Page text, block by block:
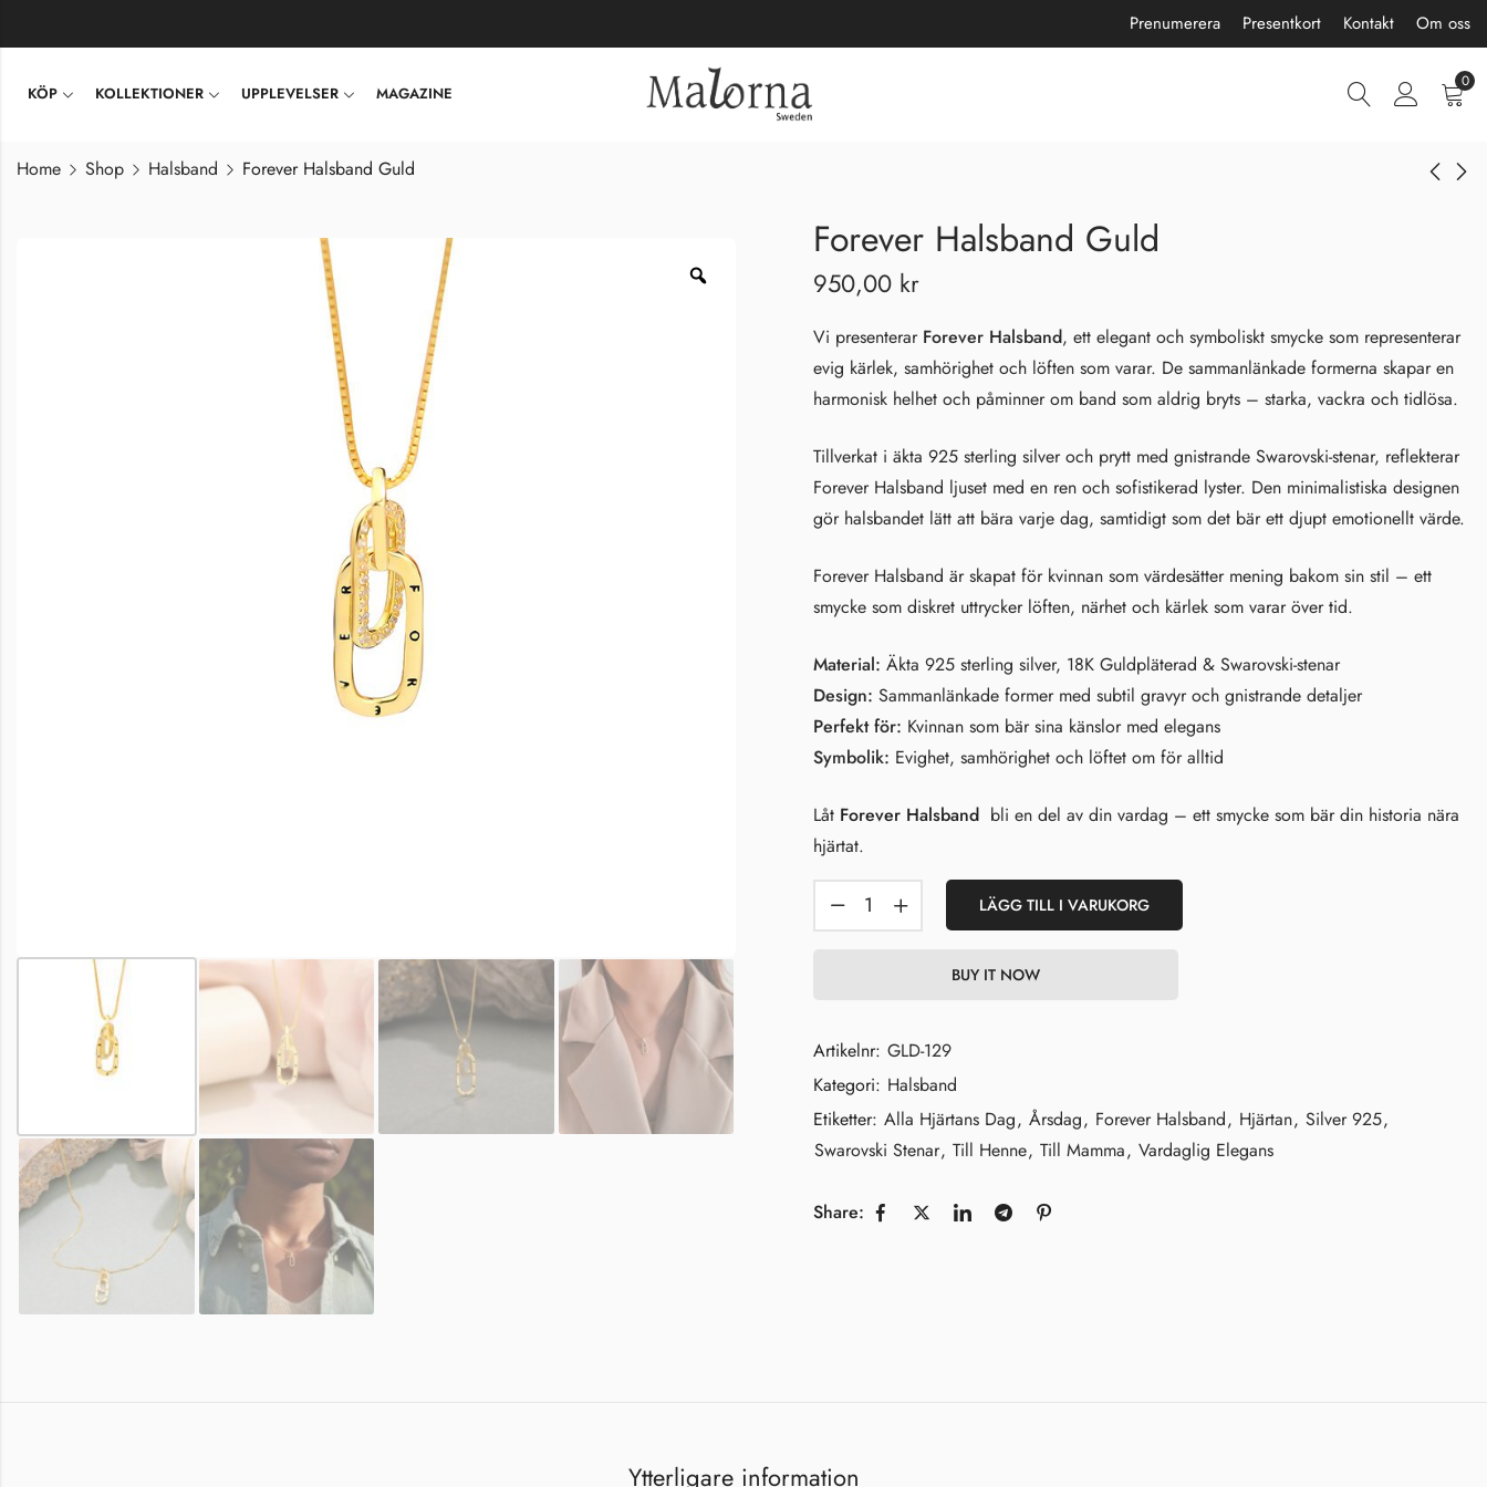
Prenumerera Presentkort Kontakt Om oss
KÖP KOLLEKTIONER UPPLEVELSER MAGAZINE
0
Home Shop Halsband Forever Halsband Guld
Forever Halsband Guld
950,00 kr
Vi presenterar Forever Halsband, ett elegant och symboliskt smycke som representerar
evig kärlek, samhörighet och löften som varar. De sammanlänkade formerna skapar en
harmonisk helhet och påminner om band som aldrig bryts – starka, vackra och tidlösa.
Tillverkat i äkta 925 sterling silver och prytt med gnistrande Swarovski-stenar, reflekterar
Forever Halsband ljuset med en ren och sofistikerad lyster. Den minimalistiska designen
gör halsbandet lätt att bära varje dag, samtidigt som det bär ett djupt emotionellt värde.
Forever Halsband är skapat för kvinnan som värdesätter mening bakom sin stil – ett
smycke som diskret uttrycker löften, närhet och kärlek som varar över tid.
Material: Äkta 925 sterling silver, 18K Guldpläterad & Swarovski-stenar
Design: Sammanlänkade former med subtil gravyr och gnistrande detaljer
Perfekt för: Kvinnan som bär sina känslor med elegans
Symbolik: Evighet, samhörighet och löftet om för alltid
Låt Forever Halsband bli en del av din vardag – ett smycke som bär din historia nära
hjärtat.
LÄGG TILL I VARUKORG
BUY IT NOW
Artikelnr: GLD-129
Kategori: Halsband
Etiketter: Alla Hjärtans Dag, Årsdag, Forever Halsband, Hjärtan, Silver 925,
Swarovski Stenar, Till Henne, Till Mamma, Vardaglig Elegans
Share:
Ytterligare informationDet gläder oss innerligt att få ha